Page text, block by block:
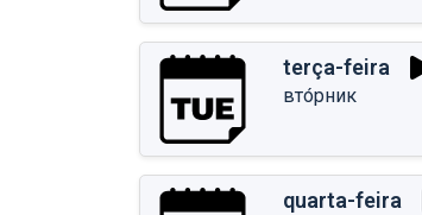
terça-feira
вто́рник
quarta-feira